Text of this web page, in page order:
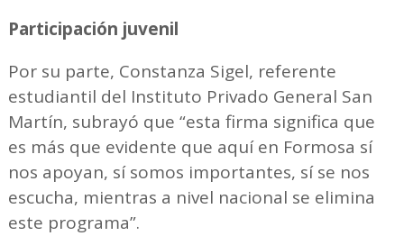
Participación juvenil
Por su parte, Constanza Sigel, referente
estudiantil del Instituto Privado General San
Martín, subrayó que “esta firma significa que
es más que evidente que aquí en Formosa sí
nos apoyan, sí somos importantes, sí se nos
escucha, mientras a nivel nacional se elimina
este programa”.